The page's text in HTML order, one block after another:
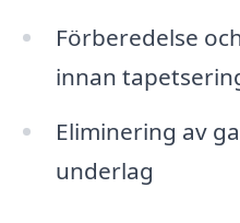
Förberedelse
innan
Eliminering av
underlag